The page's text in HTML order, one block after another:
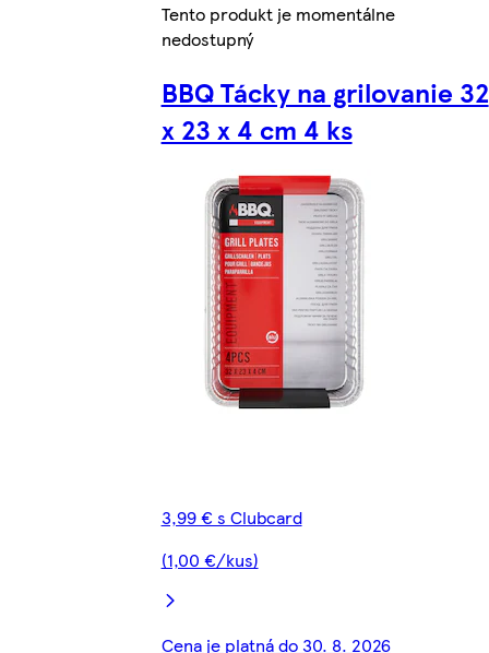
Tento produkt je momentálne
nedostupný
BBQ Tácky na grilovanie 32
x 23 x 4 cm 4 ks
3,99 € s Clubcard
(1,00 €/kus)
Cena je platná do 30. 8. 2026